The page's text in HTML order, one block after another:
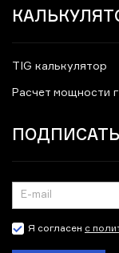
TIG калькулятор
Расчет мощности
Я согласен с